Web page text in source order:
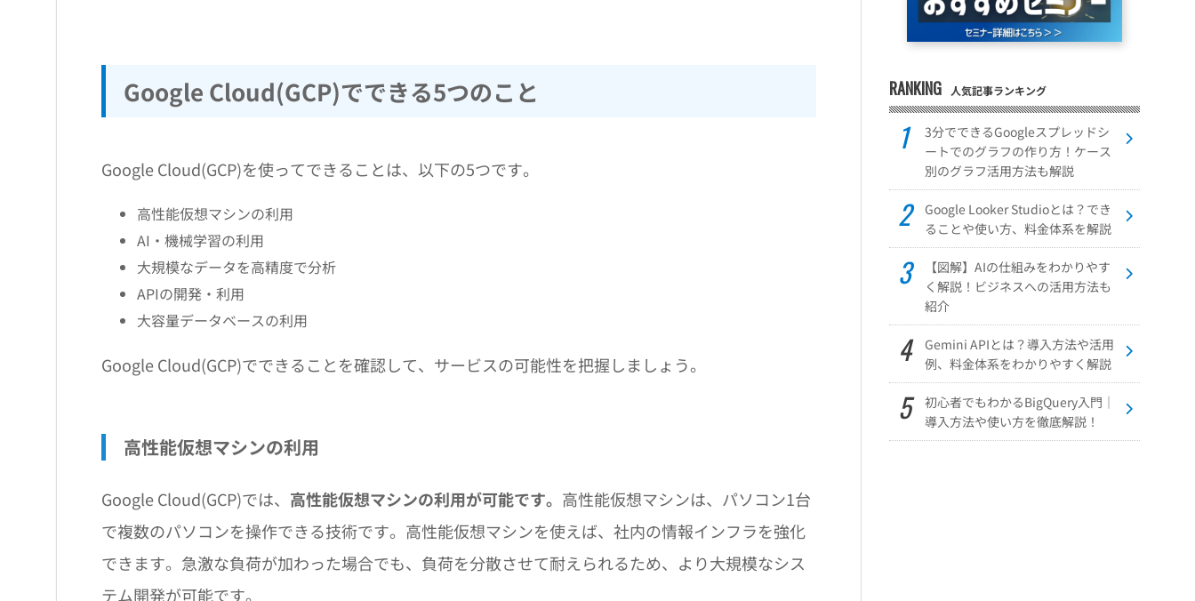
Google Cloud(GCP)でできる5つのこと
Google Cloud(GCP)を使ってできることは、以下の5つです。
高性能仮想マシンの利用
AI・機械学習の利用
大規模なデータを高精度で分析
APIの開発・利用
大容量データベースの利用
Google Cloud(GCP)でできることを確認して、サービスの可能性を把握しましょう。
高性能仮想マシンの利用
Google Cloud(GCP)では、 高性能仮想マシンの利用が可能です。 高性能仮想マシンは、パソコン1台
で複数のパソコンを操作できる技術です。高性能仮想マシンを使えば、社内の情報インフラを強化
できます。急激な負荷が加わった場合でも、負荷を分散させて耐えられるため、より大規模なシス
テム開発が可能です。
RANKING 人気記事ランキング
3分でできるGoogleスプレッドシ
ートでのグラフの作り方！ケース
別のグラフ活用方法も解説
Google Looker Studioとは？でき
ることや使い方、料金体系を解説
【図解】AIの仕組みをわかりやす
く解説！ビジネスへの活用方法も
紹介
Gemini APIとは？導入方法や活用
例、料金体系をわかりやすく解説
初心者でもわかるBigQuery入門｜
導入方法や使い方を徹底解説！